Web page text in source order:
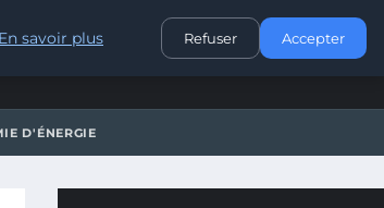
CONTACT
D'ÉNERGIE
En savoir plus Refuser Accepter